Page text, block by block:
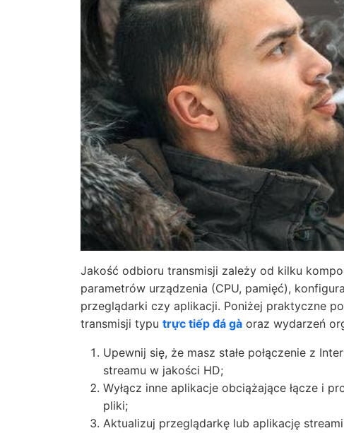
Jakość odbioru transmisji zależy od kilku
parametrów urządzenia (CPU, pamięć),
przeglądarki czy aplikacji. Poniżej praktyczne
transmisji typu trực tiếp đá gà oraz wydarzeń
Upewnij się, że masz stałe połączenie z
streamu w jakości HD;
Wyłącz inne aplikacje obciążające łącze i
pliki;
Aktualizuj przeglądarkę lub aplikację